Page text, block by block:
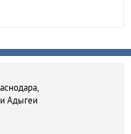
Адыгеи